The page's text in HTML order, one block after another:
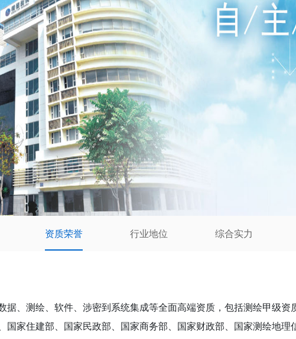
资质荣誉 行业地位 综合实力
、测绘、软件、涉密到系统集成等全面高端资质，包括测绘甲级资
国家住建部、国家民政部、国家商务部、国家财政部、国家测绘地理